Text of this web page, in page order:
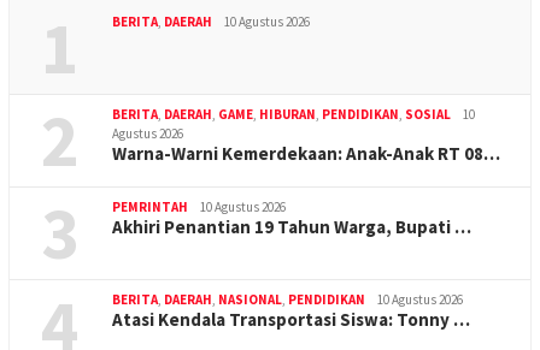
1 BERITA DAERAH 10 Agustus 2026
2 BERITA DAERAH GAME HIBURAN PENDIDIKAN SOSIAL
10
Agustus 2026
Warna-Warni Kemerdekaan: Anak-Anak RT 08…
3 PEMRINTAH 10 Agustus 2026
Akhiri Penantian 19 Tahun Warga, Bupati …
4 BERITA DAERAH NASIONAL PENDIDIKAN 10 Agustus 2026
Atasi Kendala Transportasi Siswa: Tonny …